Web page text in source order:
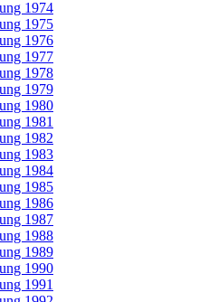
1974
1975
1976
1977
1978
1979
1980
1981
1982
1983
1984
1985
1986
1987
1988
1989
1990
1991